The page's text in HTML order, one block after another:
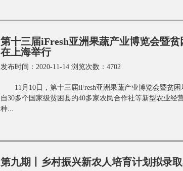
第十三届iFresh亚洲果蔬产业博览会暨
在上海举行
发布时间：2020-11-14 浏览次数：4702
11月10日，第十三届iFresh亚洲果蔬产业博览会暨贫
自30多个国家级贫困县的40多家农民合作社等新型农业
种...
第九期丨乡村振兴新农人培育计划拟录